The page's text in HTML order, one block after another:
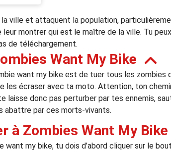
la ville et attaquent la population,
montrer qui est le maître de la ville. Tu
de téléchargement.
Want My Bike
want my bike est de tuer tous les zombies
les écraser avec ta moto. Attention, ton
laisse donc pas perturber par tes ennemis,
abattre par ces morts-vivants.
à Zombies Want My Bike
want my bike, tu dois d’abord cliquer sur le